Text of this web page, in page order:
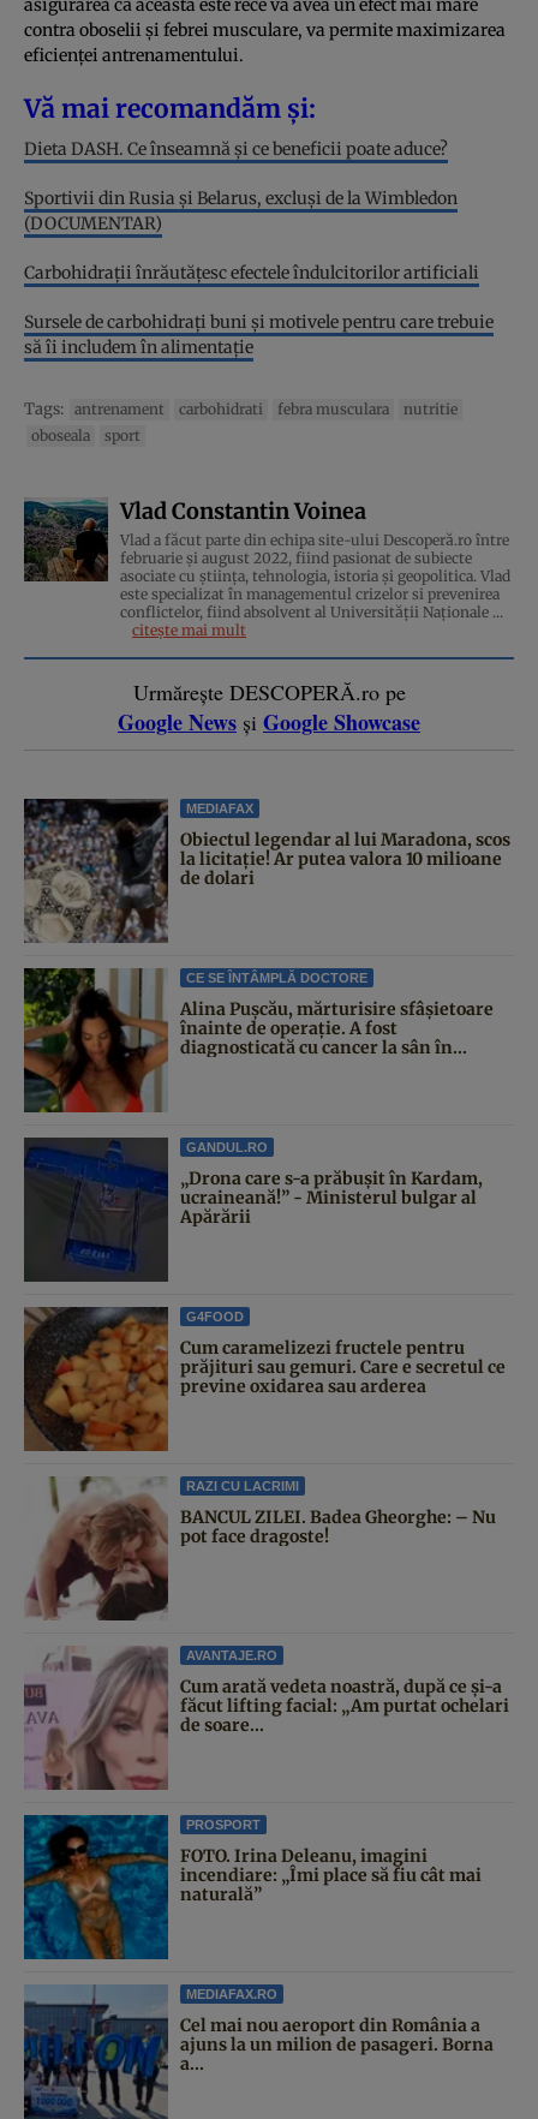
asigurarea că aceasta este rece va avea un efect mai mare
contra oboselii și febrei musculare, va permite maximizarea
eficienței antrenamentului.
Vă mai recomandăm și:
Dieta DASH. Ce înseamnă și ce beneficii poate aduce?
Sportivii din Rusia și Belarus, excluși de la Wimbledon
(DOCUMENTAR)
Carbohidraţii înrăutăţesc efectele îndulcitorilor artificiali
Sursele de carbohidraţi buni şi motivele pentru care trebuie
să îi includem în alimentaţie
Tags: antrenament carbohidrati febra musculara
nutritie
oboseala
sport
Vlad Constantin Voinea
Vlad a făcut parte din echipa site-ului Descoperă.ro între
februarie și august 2022, fiind pasionat de subiecte
asociate cu știința, tehnologia, istoria și geopolitica. Vlad
este specializat în managementul crizelor si prevenirea
conflictelor, fiind absolvent al Universității Naționale ...
citește mai mult
Urmărește DESCOPERĂ.ro pe
Google News și Google Showcase
MEDIAFAX
Obiectul legendar al lui Maradona, scos
la licitație! Ar putea valora 10 milioane
de dolari
CE SE ÎNTÂMPLĂ DOCTORE
Alina Pușcău, mărturisire sfâșietoare
înainte de operație. A fost
diagnosticată cu cancer la sân în...
GANDUL.RO
„Drona care s-a prăbușit în Kardam,
ucraineană!” - Ministerul bulgar al
Apărării
G4FOOD
Cum caramelizezi fructele pentru
prăjituri sau gemuri. Care e secretul ce
previne oxidarea sau arderea
RAZI CU LACRIMI
BANCUL ZILEI. Badea Gheorghe: – Nu
pot face dragoste!
AVANTAJE.RO
Cum arată vedeta noastră, după ce și-a
făcut lifting facial: „Am purtat ochelari
de soare...
PROSPORT
FOTO. Irina Deleanu, imagini
incendiare: „Îmi place să fiu cât mai
naturală”
MEDIAFAX.RO
Cel mai nou aeroport din România a
ajuns la un milion de pasageri. Borna
a...